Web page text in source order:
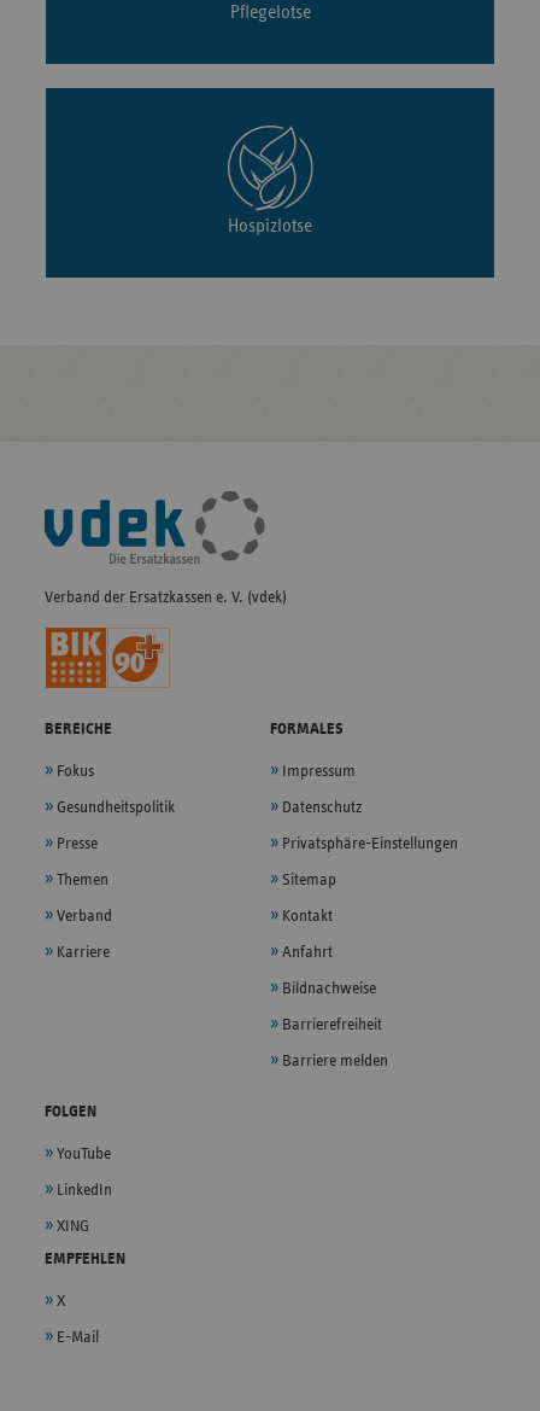
Pflegelotse
Hospizlotse
Fußleisten-
Navigation
Verband der Ersatzkassen e. V. (vdek)
BEREICHE
Fokus
Gesundheitspolitik
Presse
Themen
Verband
Karriere
FORMALES
Impressum
Datenschutz
Privatsphäre-Einstellungen
Sitemap
Kontakt
Anfahrt
Bildnachweise
Barrierefreiheit
Barriere melden
FOLGEN
YouTube
LinkedIn
XING
EMPFEHLEN
X
E-Mail